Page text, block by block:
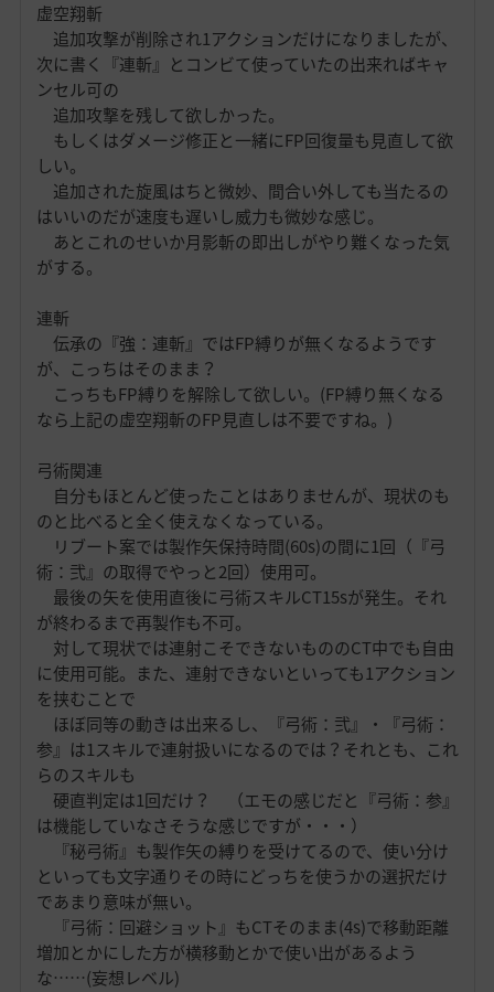
虚空翔斬
追加攻撃が削除され1アクションだけになりましたが、
次に書く『連斬』とコンビて使っていたの出来ればキャ
ンセル可の
追加攻撃を残して欲しかった。
もしくはダメージ修正と一緒にFP回復量も見直して欲
しい。
追加された旋風はちと微妙、間合い外しても当たるの
はいいのだが速度も遅いし威力も微妙な感じ。
あとこれのせいか月影斬の即出しがやり難くなった気
がする。
連斬
伝承の『強：連斬』ではFP縛りが無くなるようです
が、こっちはそのまま？
こっちもFP縛りを解除して欲しい。(FP縛り無くなる
なら上記の虚空翔斬のFP見直しは不要ですね。)
弓術関連
自分もほとんど使ったことはありませんが、現状のも
のと比べると全く使えなくなっている。
リブート案では製作矢保持時間(60s)の間に1回（『弓
術：弐』の取得でやっと2回）使用可。
最後の矢を使用直後に弓術スキルCT15sが発生。それ
が終わるまで再製作も不可。
対して現状では連射こそできないもののCT中でも自由
に使用可能。また、連射できないといっても1アクション
を挟むことで
ほぼ同等の動きは出来るし、『弓術：弐』・『弓術：
参』は1スキルで連射扱いになるのでは？それとも、これ
らのスキルも
硬直判定は1回だけ？ （エモの感じだと『弓術：参』
は機能していなさそうな感じですが・・・）
『秘弓術』も製作矢の縛りを受けてるので、使い分け
といっても文字通りその時にどっちを使うかの選択だけ
であまり意味が無い。
『弓術：回避ショット』もCTそのまま(4s)で移動距離
増加とかにした方が横移動とかで使い出があるよう
な……(妄想レベル)